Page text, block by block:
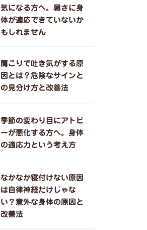
気になる方へ。暑さに身
体が適応できていないか
もしれません
肩こりで吐き気がする原
因とは？危険なサインと
の見分け方と改善法
季節の変わり目にアトピ
ーが悪化する方へ。身体
の適応力という考え方
なかなか寝付けない原因
は自律神経だけじゃな
い？意外な身体の原因と
改善法